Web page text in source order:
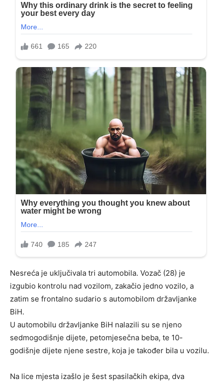
Nesreća je uključivala tri automobila. Vozač (28) je
izgubio kontrolu nad vozilom, zakačio jedno vozilo, a
zatim se frontalno sudario s automobilom državljanke
BiH.
U automobilu državljanke BiH nalazili su se njeno
sedmogodišnje dijete, petomjesečna beba, te 10-
godišnje dijete njene sestre, koja je također bila u vozilu.
Na lice mjesta izašlo je šest spasilačkih ekipa, dva